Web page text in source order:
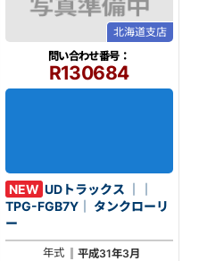
北海道支店
問い合わせ番号：
R130684
NEW UDトラックス ｜｜
TPG-FGB7Y｜ タンクローリ
ー
年式
平成31年3月